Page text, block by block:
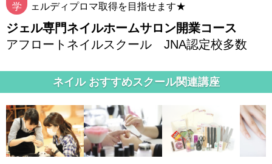
学
ェルディプロマ取得を目指せます★
ジェル専門ネイルホームサロン開業コース
アフロートネイルスクール JNA認定校多数
ネイル おすすめスクール関連講座